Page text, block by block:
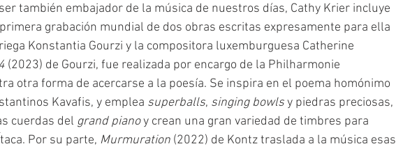
también embajador de la música de nuestros días, Cathy Krier incluye
primera grabación mundial de dos obras escritas expresamente para ella
Konstantia Gourzi y la compositora luxemburguesa Catherine
(2023) de Gourzi, fue realizada por encargo de la Philharmonie
otra forma de acercarse a la poesía. Se inspira en el poema homónimo
Kavafis, y emplea superballs, singing bowls y piedras preciosas,
cuerdas del grand piano y crean una gran variedad de timbres para
Por su parte, Murmuration (2022) de Kontz traslada a la música esas